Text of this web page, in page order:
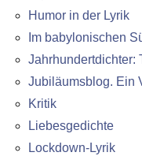
Humor in der Lyrik
Im babylonischen
Jahrhundertdichter:
Jubiläumsblog. Ein
Kritik
Liebesgedichte
Lockdown-Lyrik